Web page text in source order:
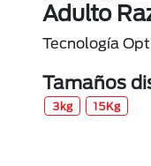
Adulto
Tecnología
Tamaños
3kg 15Kg